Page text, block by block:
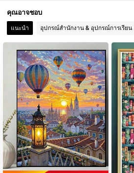
4.87 281 ผู้ติดตาม
คุณอาจชอบ
แนะนำ อุปกรณ์สำนักงาน & อุปกรณ์การเรียน